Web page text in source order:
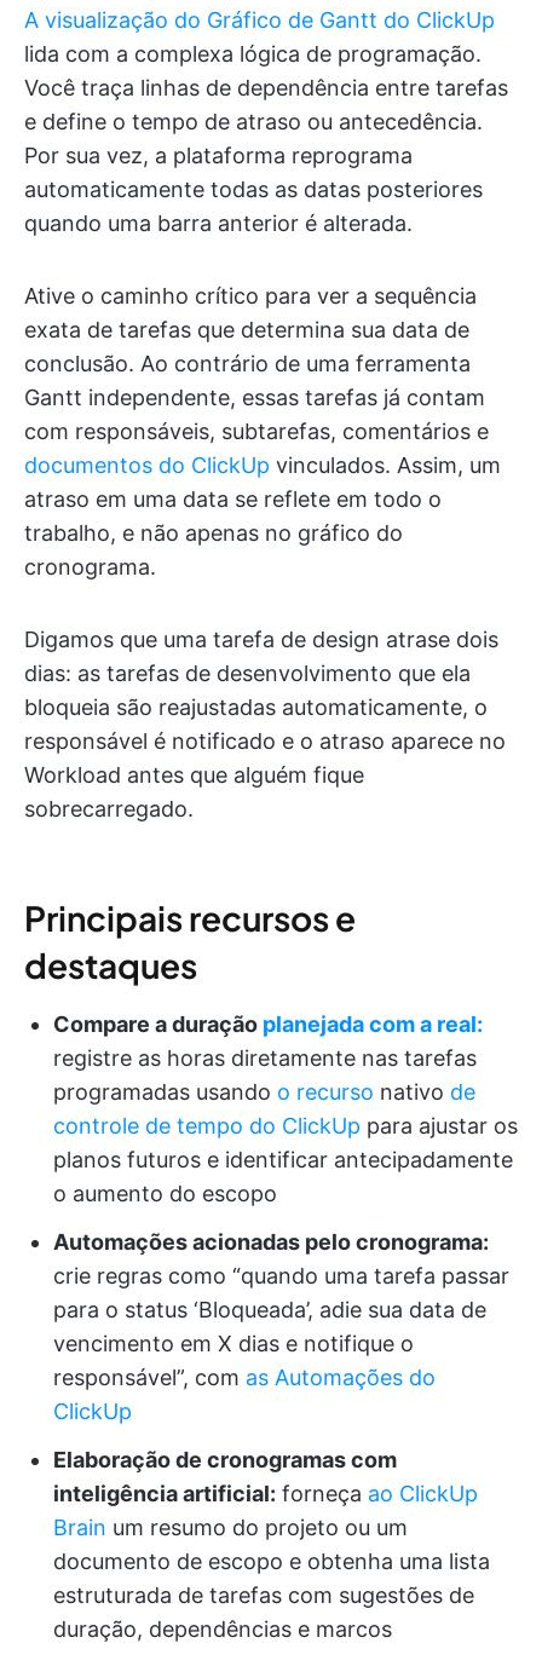
A visualização do Gráfico de Gantt do ClickUp
lida com a complexa lógica de programação.
Você traça linhas de dependência entre tarefas
e define o tempo de atraso ou antecedência.
Por sua vez, a plataforma reprograma
automaticamente todas as datas posteriores
quando uma barra anterior é alterada.
Ative o caminho crítico para ver a sequência
exata de tarefas que determina sua data de
conclusão. Ao contrário de uma ferramenta
Gantt independente, essas tarefas já contam
com responsáveis, subtarefas, comentários e
documentos do ClickUp vinculados. Assim, um
atraso em uma data se reflete em todo o
trabalho, e não apenas no gráfico do
cronograma.
Digamos que uma tarefa de design atrase dois
dias: as tarefas de desenvolvimento que ela
bloqueia são reajustadas automaticamente, o
responsável é notificado e o atraso aparece no
Workload antes que alguém fique
sobrecarregado.
Principais recursos e
destaques
Compare a duração planejada com a real:
registre as horas diretamente nas tarefas
programadas usando o recurso nativo de
controle de tempo do ClickUp para ajustar os
planos futuros e identificar antecipadamente
o aumento do escopo
Automações acionadas pelo cronograma:
crie regras como “quando uma tarefa passar
para o status ‘Bloqueada’, adie sua data de
vencimento em X dias e notifique o
responsável”, com as Automações do
ClickUp
Elaboração de cronogramas com
inteligência artificial: forneça ao ClickUp
Brain um resumo do projeto ou um
documento de escopo e obtenha uma lista
estruturada de tarefas com sugestões de
duração, dependências e marcos